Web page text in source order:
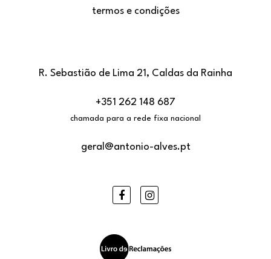
termos e condições
R. Sebastião de Lima 21, Caldas da Rainha
+351 262 148 687
chamada para a rede fixa nacional
geral@antonio-alves.pt
FacebookInstagram